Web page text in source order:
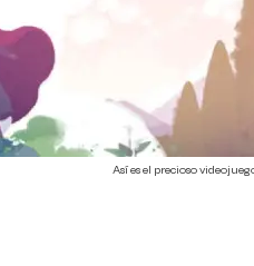
Así es el precioso